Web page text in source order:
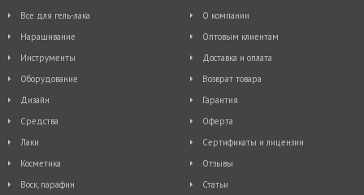
Все для гель-лака
Наращивание
Инструменты
Оборудование
Дизайн
Средства
Лаки
Косметика
Воск, парафин
О компании
Оптовым клиентам
Доставка и оплата
Возврат товара
Гарантия
Оферта
Сертификаты и лицензии
Отзывы
Статьи